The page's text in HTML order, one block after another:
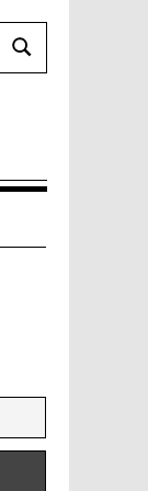
Suchen